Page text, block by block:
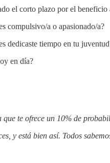
el corto plazo por el beneficio
compulsivo/a o apasionado/a?
dedicaste tiempo en tu
en día?
que te ofrece un 10% de
y está bien así. Todos